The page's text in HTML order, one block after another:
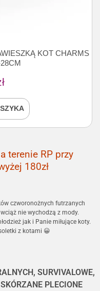
KOT CHARMS
terenie RP przy
180zł
czworonożnych futrzanych
nie wychodzą z mody.
jak i Panie miłujące koty.
z kotami 😀
SURVIVALOWE,
PLECIONE